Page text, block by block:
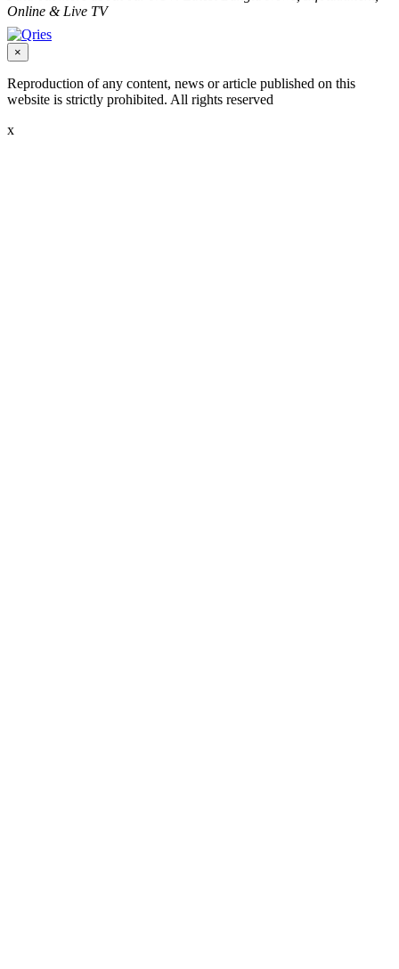
Online & Live TV
×
Reproduction of any content, news or article published on this
website is strictly prohibited. All rights reserved
x